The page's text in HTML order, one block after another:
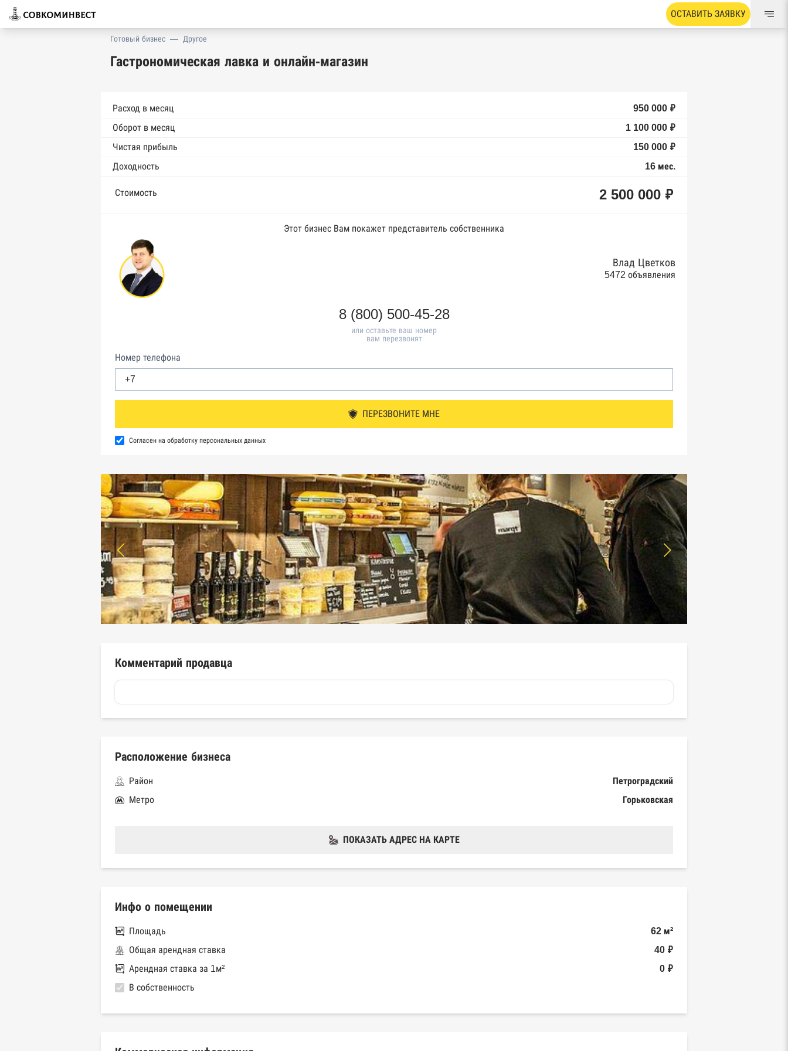
ОСТАВИТЬ ЗАЯВКУ
Готовый бизнес — Другое
Гастрономическая лавка и онлайн-магазин
Расход в месяц
950 000 ₽
Оборот в месяц
1 100 000 ₽
Чистая прибыль
150 000 ₽
Доходность
16 мес.
Стоимость 2 500 000 ₽
Этот бизнес Вам покажет представитель собственника
Влад Цветков
5472 объявления
8 (800) 500-45-28
или оставьте ваш номер
вам перезвонят
Номер телефона
ПЕРЕЗВОНИТЕ МНЕ
Согласен на обработку персональных данных
Комментарий продавца
Расположение бизнеса
Район
Петроградский
Метро
Горьковская
ПОКАЗАТЬ АДРЕС НА КАРТЕ
Инфо о помещении
Площадь
62 м²
Общая арендная ставка
40 ₽
Арендная ставка за 1м²
0 ₽
В собственность